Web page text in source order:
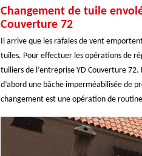
Changement de tuile
Couverture 72
Il arrive que les rafales de vent
tuiles. Pour effectuer les opérations de
tuiliers de l’entreprise YD Couverture
d’abord une bâche imperméabilisée de
changement est une opération de